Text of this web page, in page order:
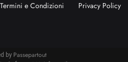
Termini e Condizioni Privacy Policy
by Passepartout